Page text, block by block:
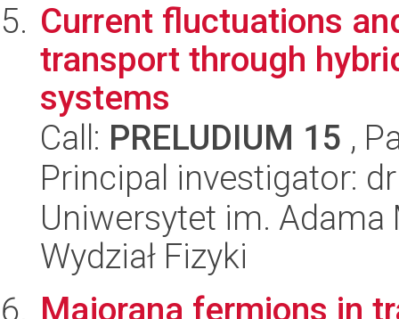
Current fluctuations
transport through
systems
Call: PRELUDIUM 15 ,
Principal investigator:
Uniwersytet im.
Wydział Fizyki
Majorana fermions in